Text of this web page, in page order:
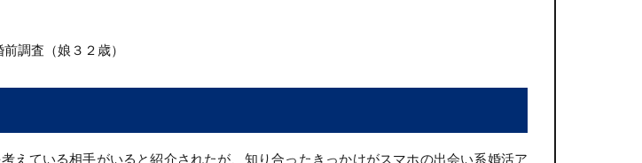
前調査（娘３２歳）
えている相手がいると紹介されたが、知り合ったきっかけがスマホの出会い系婚活ア